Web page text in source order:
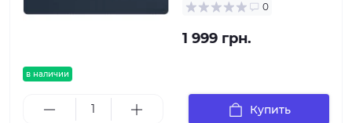
в наличии
0
1 999 грн.
Купить